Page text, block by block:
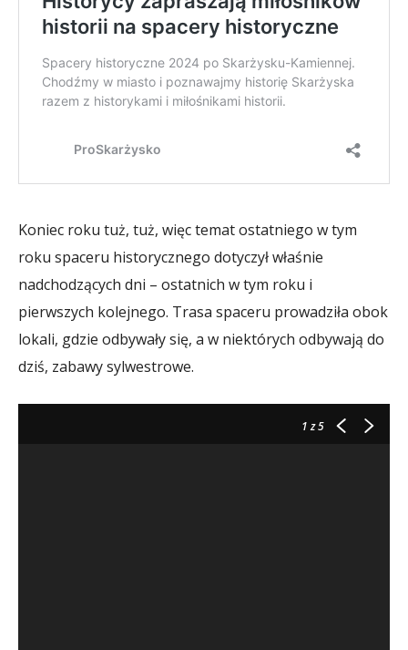
Koniec roku tuż, tuż, więc temat ostatniego w tym
roku spaceru historycznego dotyczył właśnie
nadchodzących dni – ostatnich w tym roku i
pierwszych kolejnego. Trasa spaceru prowadziła obok
lokali, gdzie odbywały się, a w niektórych odbywają do
dziś, zabawy sylwestrowe.
1z 5